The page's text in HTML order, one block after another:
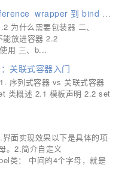
C++11 可调用对象体系详解:从 reference_wrapper 到 bind 与 function
为什么需要包装器 二、
放进容器 2.2
用 三、b...
关联式容器入门
序列式容器 vs 关联式容器
类概述 2.1 模板声明 2.2 set
面实现效果以下是具体的项
。2.简介自定义
类： 中间的4个字母，就是